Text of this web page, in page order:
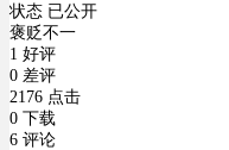
状态 已公开
褒贬不一
1 好评
0 差评
2176 点击
0 下载
6 评论